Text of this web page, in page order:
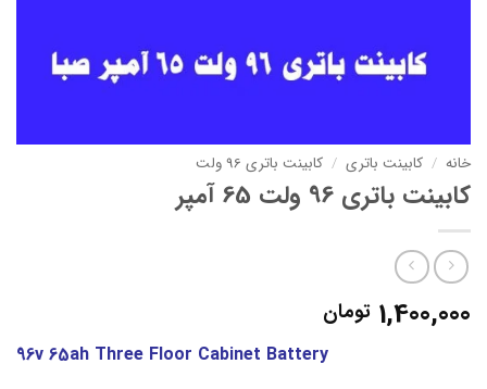
خانه / کابینت باتری / کابینت باتری 96 ولت
کابینت باتری 96 ولت 65 آمپر
1,400,000 تومان
96v 65ah Three Floor Cabinet Battery